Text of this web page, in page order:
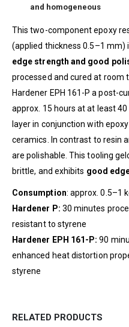
and homogeneous
This two-component epoxy
(applied thickness 0.5–1
edge strength and good
processed and cured at room
Hardener EPH 161-P a post-
approx. 15 hours at at least
layer in conjunction with
ceramics. In contrast to resin
are polishable. This tooling
brittle, and exhibits good
Consumption: approx. 0.5–1
Hardener P: 30 minutes
resistant to styrene
Hardener EPH 161-P: 90
enhanced heat distortion
styrene
RELATED PRODUCTS